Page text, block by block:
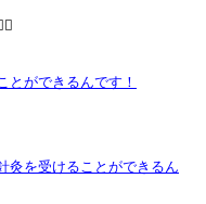
とができるんです！
灸を受けることができるん